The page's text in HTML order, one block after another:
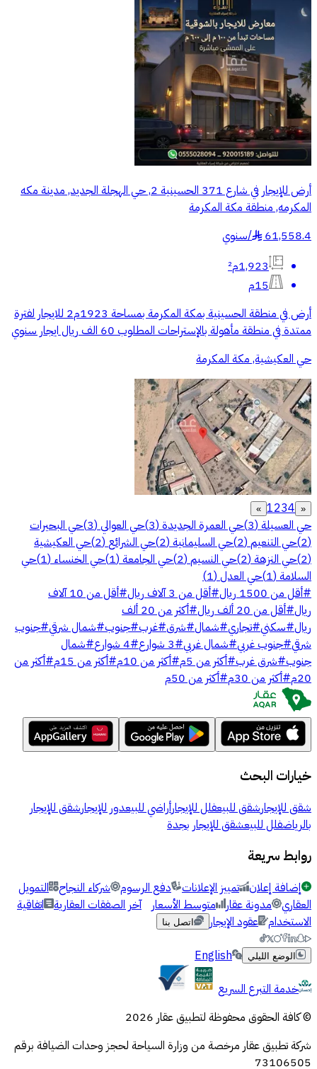
أرض للإيجار في شارع 371 الحسينية 2, حي الهجلة الجديد, مدينة مكه
المكرمه, منطقة مكة المكرمة
61,558.4
§
/سنوي
1,923م²
15م
أرض في منطقة الحسينية بمكة المكرمة بمساحة 1923م2 للايجار لفترة
ممتدة في منطقة مأهولة بالإستراحات المطلوب 60 الف ريال ايجار سنوي
حي العكيشية, مكة المكرمة
«
1234
»
حي العسيلة(
3
)حي العمرة الجديدة(
3
)حي العوالي(
3
)حي البحيرات
(
2
)حي التنعيم(
2
)حي السليمانية(
2
)حي الشرائع(
2
)حي العكيشية
(
2
)حي النزهة(
2
)حي النسيم(
2
)حي الجامعة(
1
)حي الخنساء(
1
)حي
السلامة(
1
)حي العدل(
1
)
#أقل من 1500 ريال #أقل من 3 آلاف ريال #
أقل من 10 آلاف
ريال#أقل من 20 ألف ريال #
أكثر من 20 ألف
ريال#سكني#تجاري#شمال#شرق#غرب#جنوب#شمال شرقي#جنوب
شرقي#جنوب غربي#شمال غربي#3 شوارع #4 شوارع #شمال
جنوب#شرق غرب#أكثر من 5م #أكثر من 10م #أكثر من 15م #أكثر من
20م #أكثر من 30م #أكثر من 50م
خيارات البحث
شقق للإيجارشقق للبيعفلل للإيجارأراضي للبيعدور للإيجارشقق للإيجار
بالرياضفلل للبيعشقق للإيجار بجدة
روابط سريعة
إضافة إعلان تمييز الإعلانات دفع الرسوم شركاء النجاح التمويل
العقاري مدونة عقار متوسط الأسعار آخر الصفقات العقارية اتفاقية
الاستخدام عقود الإيجار اتصل بنا
الوضع الليلي
English
خدمة التبرع السريع
© كافة الحقوق محفوظة لتطبيق عقار 2026
شركة تطبيق عقار مرخصة من وزارة السياحة لحجز وحدات الضيافة برقم
73106505